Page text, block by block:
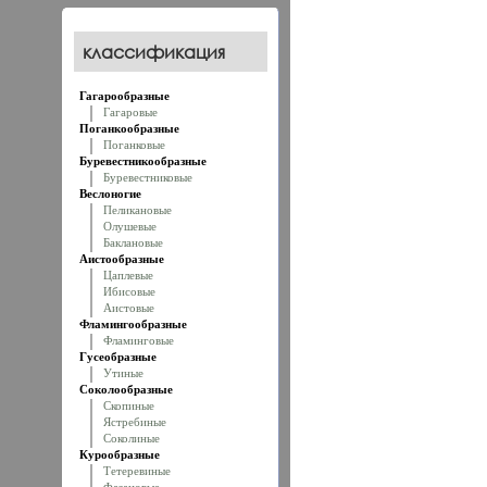
классификация
Гагарообразные
Гагаровые
Поганкообразные
Поганковые
Буревестникообразные
Буревестниковые
Веслоногие
Пеликановые
Олушевые
Баклановые
Аистообразные
Цаплевые
Ибисовые
Аистовые
Фламингообразные
Фламинговые
Гусеобразные
Утиные
Соколообразные
Скопиные
Ястребиные
Соколиные
Курообразные
Тетеревиные